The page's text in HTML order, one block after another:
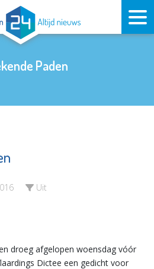
Paden
Uit
droeg afgelopen woensdag vóór
Dictee een gedicht voor